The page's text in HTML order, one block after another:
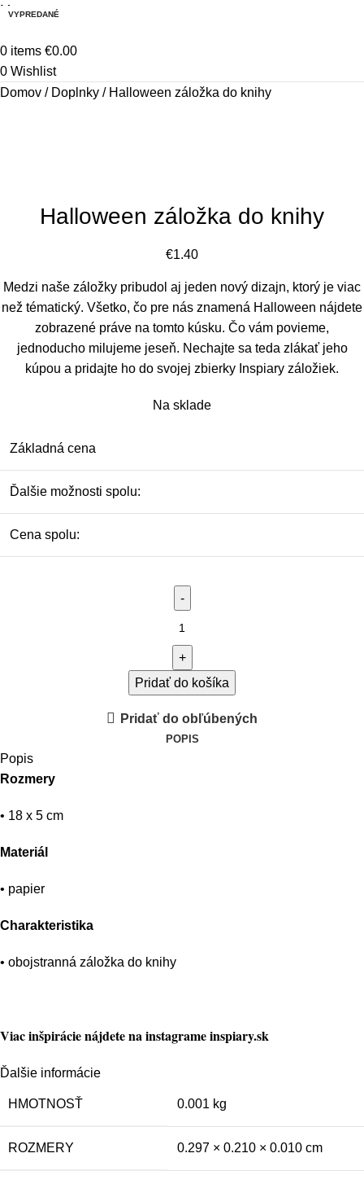
Menu
0 items €0.00
0 Wishlist
Domov
Doplnky Halloween záložka do knihy
Halloween záložka do knihy
€1.40
Medzi naše záložky pribudol aj jeden nový dizajn, ktorý je viac
než tématický. Všetko, čo pre nás znamená Halloween nájdete
zobrazené práve na tomto kúsku. Čo vám povieme,
jednoducho milujeme jeseň. Nechajte sa teda zlákať jeho
kúpou a pridajte ho do svojej zbierky Inspiary záložiek.
Na sklade
Základná cena
Ďalšie možnosti spolu:
Cena spolu:
Pridať do košíka
Pridať do obľúbených
POPIS
Popis
Rozmery
• 18 x 5 cm
Materiál
• papier
Charakteristika
• obojstranná záložka do knihy
Viac inšpirácie nájdete na instagrame inspiary.sk
Ďalšie informácie
HMOTNOSŤ 0.001 kg
ROZMERY 0.297 × 0.210 × 0.010 cm
VYPREDANÉ